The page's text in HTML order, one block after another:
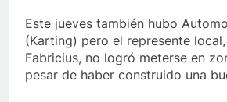
Este jueves también hubo
(Karting) pero el represente
Fabricius, no logró meterse en
pesar de haber construido una